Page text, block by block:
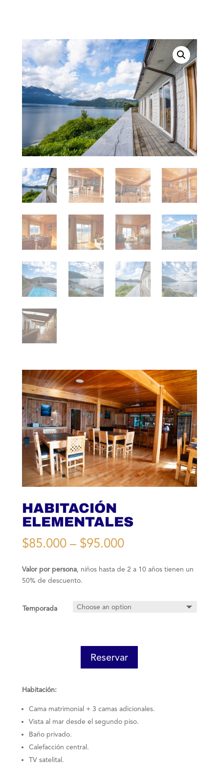
HABITACIÓN
ELEMENTALES
$85.000– $95.000
Valor por persona, niños hasta de 2 a 10 años tienen un
50% de descuento.
Temporada
Reservar
Habitación:
Cama matrimonial + 3 camas adicionales.
Vista al mar desde el segundo piso.
Baño privado.
Calefacción central.
TV satelital.